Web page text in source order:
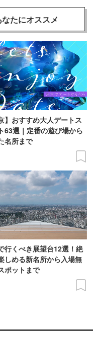
なたにオススメ
】おすすめ大人デートス
63選｜定番の遊び場から
名所まで
行くべき展望台12選！絶
しめる新名所から入場無
ポットまで